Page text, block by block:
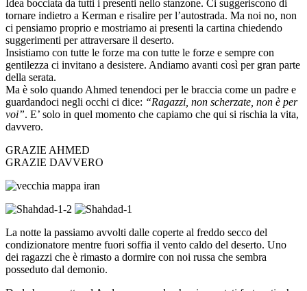
Idea bocciata da tutti i presenti nello stanzone. Ci suggeriscono di
tornare indietro a Kerman e risalire per l’autostrada. Ma noi no, non
ci pensiamo proprio e mostriamo ai presenti la cartina chiedendo
suggerimenti per attraversare il deserto.
Insistiamo con tutte le forze ma con tutte le forze e sempre con
gentilezza ci invitano a desistere. Andiamo avanti così per gran parte
della serata.
Ma è solo quando Ahmed tenendoci per le braccia come un padre e
guardandoci negli occhi ci dice: “Ragazzi, non scherzate, non è per
voi”. E’ solo in quel momento che capiamo che qui si rischia la vita,
davvero.
GRAZIE AHMED
GRAZIE DAVVERO
La notte la passiamo avvolti dalle coperte al freddo secco del
condizionatore mentre fuori soffia il vento caldo del deserto. Uno
dei ragazzi che è rimasto a dormire con noi russa che sembra
posseduto dal demonio.